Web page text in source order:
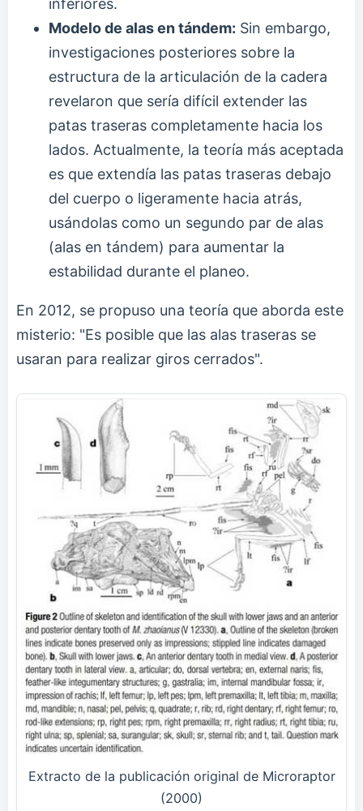
inferiores.
Modelo de alas en tándem: Sin embargo,
investigaciones posteriores sobre la
estructura de la articulación de la cadera
revelaron que sería difícil extender las
patas traseras completamente hacia los
lados. Actualmente, la teoría más aceptada
es que extendía las patas traseras debajo
del cuerpo o ligeramente hacia atrás,
usándolas como un segundo par de alas
(alas en tándem) para aumentar la
estabilidad durante el planeo.
En 2012, se propuso una teoría que aborda este
misterio: "Es posible que las alas traseras se
usaran para realizar giros cerrados".
Extracto de la publicación original de Microraptor
(2000)